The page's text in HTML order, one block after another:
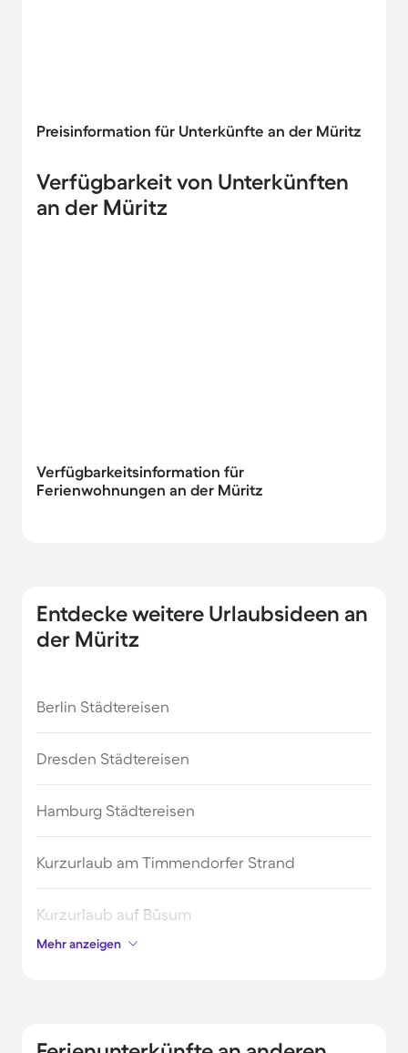
Preisinformation für Unterkünfte an der Müritz
Verfügbarkeit von Unterkünften
an der Müritz
Verfügbarkeitsinformation für
Ferienwohnungen an der Müritz
Entdecke weitere Urlaubsideen an
der Müritz
Berlin Städtereisen
Dresden Städtereisen
Hamburg Städtereisen
Kurzurlaub am Timmendorfer Strand
Kurzurlaub auf Büsum
Mehr anzeigen